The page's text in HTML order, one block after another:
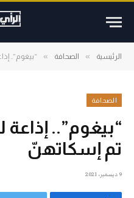
الرئيسية » الصحافة » “بيغوم”..
الصحافة
“بيغوم”.. إذاعة
تم إسكاتهنّ
9 ديسمبر، 2021